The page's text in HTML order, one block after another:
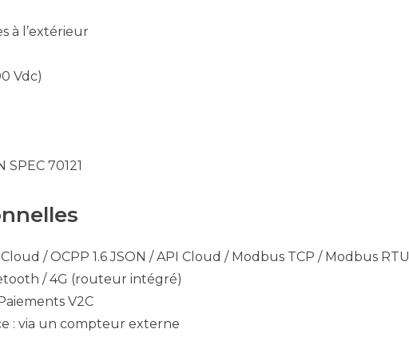
à l’extérieur
Vdc)
SPEC 70121
/ OCPP 1.6 JSON / API Cloud / Modbus TCP / Modbus RTU
/ 4G (routeur intégré)
V2C
: via un compteur externe